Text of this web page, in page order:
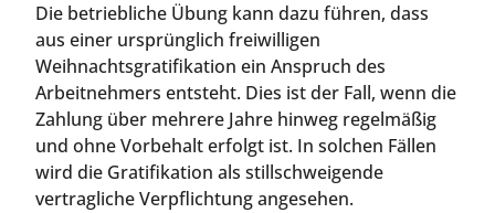
Die betriebliche Übung kann dazu führen, dass
aus einer ursprünglich freiwilligen
Weihnachtsgratifikation ein Anspruch des
Arbeitnehmers entsteht. Dies ist der Fall, wenn die
Zahlung über mehrere Jahre hinweg regelmäßig
und ohne Vorbehalt erfolgt ist. In solchen Fällen
wird die Gratifikation als stillschweigende
vertragliche Verpflichtung angesehen.